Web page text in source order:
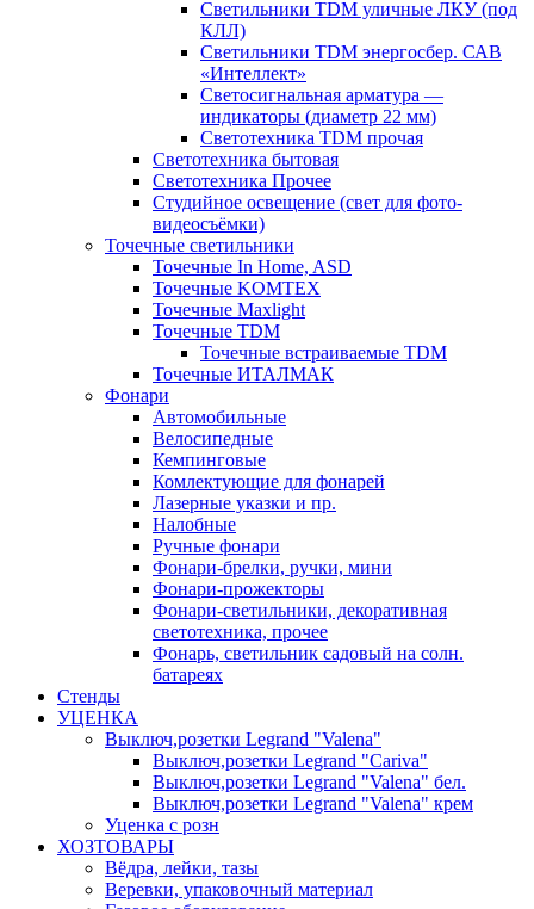
Светильники TDM уличные ЛКУ (под
КЛЛ)
Светильники TDM энергосбер. САВ
«Интеллект»
Светосигнальная арматура —
индикаторы (диаметр 22 мм)
Светотехника TDM прочая
Светотехника бытовая
Светотехника Прочее
Студийное освещение (свет для фото-
видеосъёмки)
Точечные светильники
Точечные In Home, ASD
Точечные KOMTEX
Точечные Maxlight
Точечные TDM
Точечные встраиваемые TDM
Точечные ИТАЛМАК
Фонари
Автомобильные
Велосипедные
Кемпинговые
Комлектующие для фонарей
Лазерные указки и пр.
Налобные
Ручные фонари
Фонари-брелки, ручки, мини
Фонари-прожекторы
Фонари-светильники, декоративная
светотехника, прочее
Фонарь, светильник садовый на солн.
батареях
Стенды
УЦЕНКА
Выключ,розетки Legrand "Valena"
Выключ,розетки Legrand "Cariva"
Выключ,розетки Legrand "Valena" бел.
Выключ,розетки Legrand "Valena" крем
Уценка с розн
ХОЗТОВАРЫ
Вёдра, лейки, тазы
Веревки, упаковочный материал